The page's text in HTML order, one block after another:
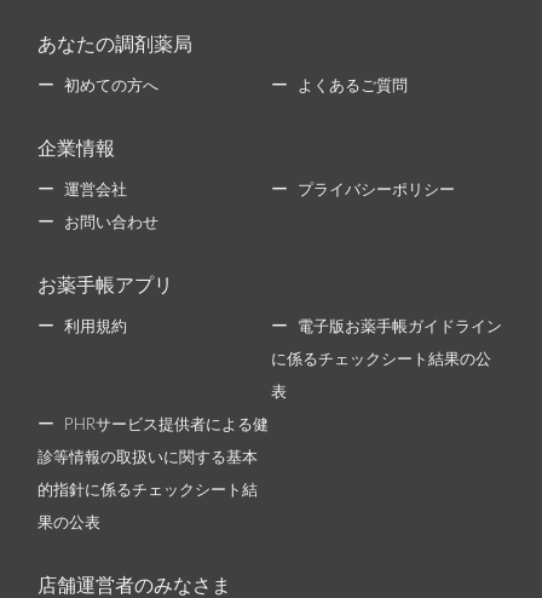
あなたの調剤薬局
初めての方へ よくあるご質問
企業情報
運営会社 プライバシーポリシー
お問い合わせ
お薬手帳アプリ
利用規約 電子版お薬手帳ガイドライン
に係るチェックシート結果の公
表
PHRサービス提供者による健
診等情報の取扱いに関する基本
的指針に係るチェックシート結
果の公表
店舗運営者のみなさま